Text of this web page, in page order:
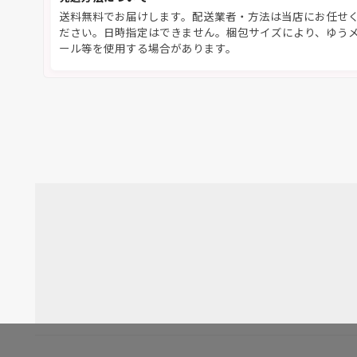
送料無料でお届けします。配送業者・方法は当店にお任せ
ださい。日時指定はできません。梱包サイズにより、ゆう
ール等を使用する場合があります。